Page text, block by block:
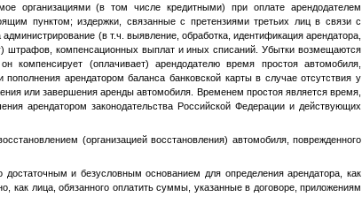
организациями (в том числе кредитными) при оплате арендодателем
пунктом; издержки, связанные с претензиями третьих лиц в связи с
(в т.ч. выявление, обработка, идентификация арендатора,
штрафов, компенсационных выплат и иных списаний. Убытки возмещаются
(оплачивает) арендодателю время простоя автомобиля,
арендатором баланса банковской карты в случае отсутствия у
или завершения аренды автомобиля. Временем простоя является время,
арендатором законодательства Российской Федерации и действующих
(организацией восстановления) автомобиля, поврежденного
достаточным и безусловным основанием для определения арендатора, как
как лица, обязанного оплатить суммы, указанные в договоре, приложениям